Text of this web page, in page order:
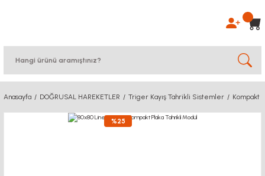
Anasayfa DOĞRUSAL HAREKETLER Triger Kayış Tahrikli Sistemler Kompakt
%25